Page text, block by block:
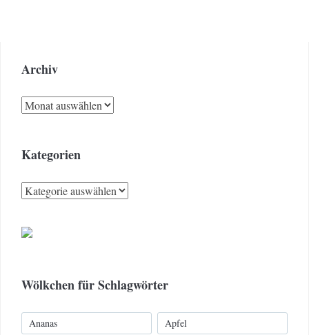
Archiv
Archiv
Kategorien
Kategorien
Wölkchen für Schlagwörter
Ananas Apfel